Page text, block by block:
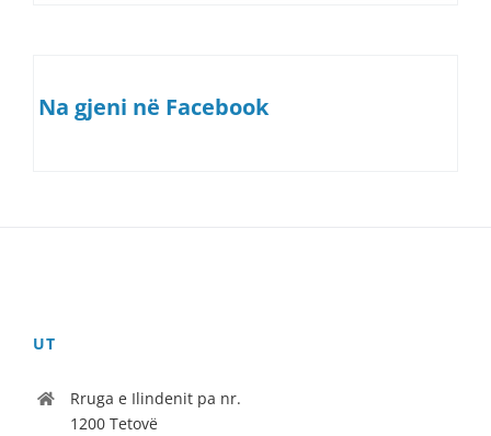
Na gjeni në Facebook
UT
Rruga e Ilindenit pa nr.
1200 Tetovë